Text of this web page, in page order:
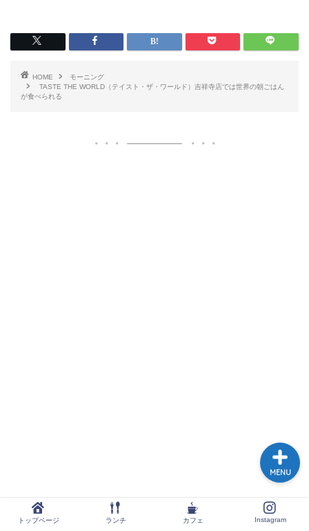
HOME
モーニング
TASTE THE WORLD（テイスト・ザ・ワールド）吉祥寺店では世界の朝ごはん
が食べられる
トップページ ランチ カフェ Instagram
MENU